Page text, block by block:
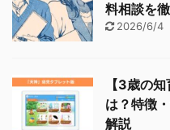
料相談を
2026/6/4
【3歳の
は？特徴
解説